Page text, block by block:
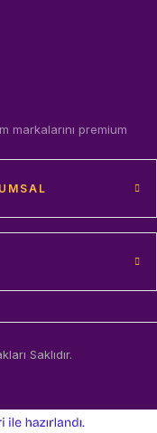
premium
Saklıdır.
e-